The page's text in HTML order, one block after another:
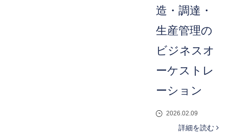
造・調達・
生産管理の
ビジネスオ
ーケストレ
ーション
2026.02.09
詳細を読む